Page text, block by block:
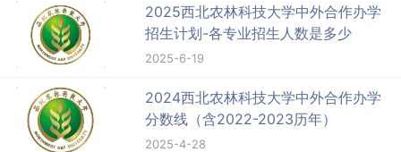
2025西北农林科技大学中外合作办学
招生计划-各专业招生人数是多少
2025-6-19
2024西北农林科技大学中外合作办学
分数线（含2022-2023历年）
2025-4-28